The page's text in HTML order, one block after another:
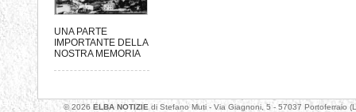
UNA PARTE
IMPORTANTE DELLA
NOSTRA MEMORIA
© 2026ELBA NOTIZIE di Stefano Muti - Via Giagnoni, 5 - 57037 Portoferraio